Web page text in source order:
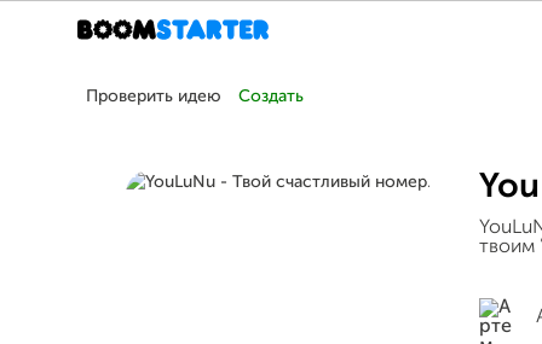
Проверить идею Создать
твоим